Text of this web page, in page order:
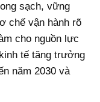
sạch, vững
chế vận hành rõ
cho nguồn lực
tế tăng trưởng
năm 2030 và